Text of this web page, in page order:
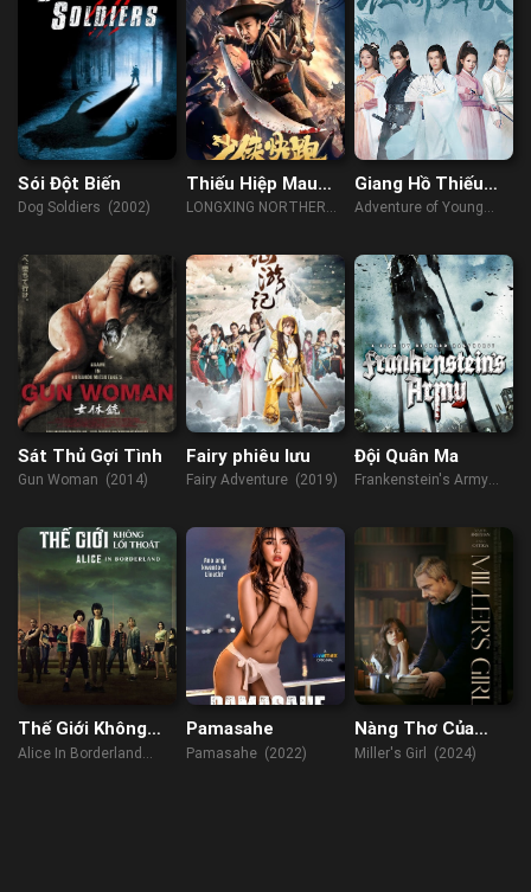
Sói Đột Biến
Dog Soldiers (2002)
Thiếu Hiệp Mau
Chạy Đi
LONGXING NORTHERN
Giang Hồ Thiếu
Niên Quyết
Adventure of Young
Sát Thủ Gợi Tình
Gun Woman (2014)
Fairy phiêu lưu
Fairy Adventure (2019)
Đội Quân Ma
Frankenstein's Army
Thế Giới Không
Lối Thoát
Alice In Borderland
Pamasahe
Pamasahe (2022)
Nàng Thơ Của
Miller
Miller's Girl (2024)